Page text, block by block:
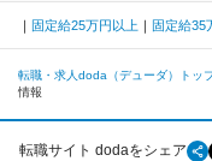
固定給25万円以上 固定給35
転職・求人doda（デューダ）トッ
情報
転職サイト dodaをシェア